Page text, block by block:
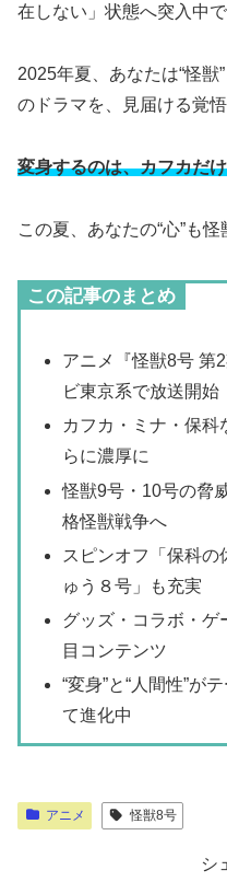
在しない」状態へ突入中で
2025年夏、あなたは“怪獣
のドラマを、見届ける覚
変身するのは、カフカだ
この夏、あなたの“心”も
この記事のまとめ
アニメ『怪獣8号 第
ビ東京系で放送開始
カフカ・ミナ・保科
らに濃厚に
怪獣9号・10号の脅
格怪獣戦争へ
スピンオフ「保科の
ゅう８号」も充実
グッズ・コラボ・ゲ
目コンテンツ
“変身”と“人間性”が
て進化中
アニメ 怪獣8号
シ